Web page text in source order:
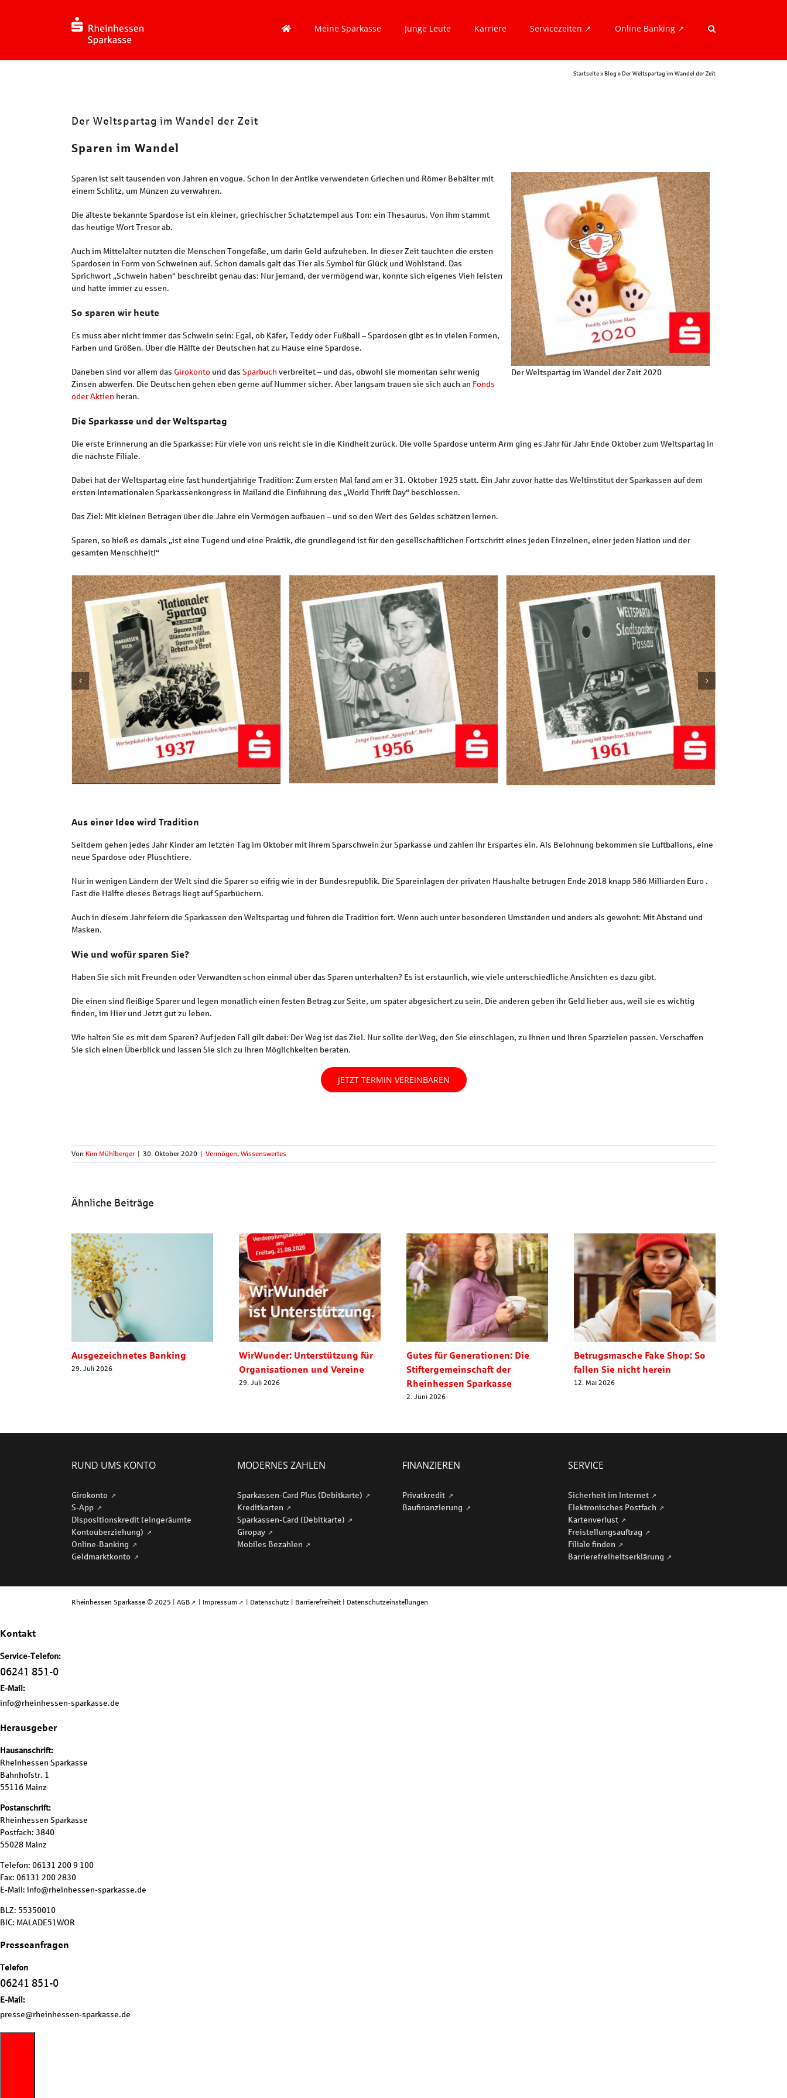
Meine Sparkasse Junge Leute Karriere Servicezeiten ↗︎ Online Banking ↗︎
Startseite» Blog » Der Weltspartag im Wandel der Zeit
Der Weltspartag im Wandel der Zeit
Sparen im Wandel
Der Weltspartag im Wandel der Zeit 2020
Sparen ist seit tausenden von Jahren en vogue. Schon in der Antike verwendeten Griechen und Römer Behälter mit
einem Schlitz, um Münzen zu verwahren.
Die älteste bekannte Spardose ist ein kleiner, griechischer Schatztempel aus Ton: ein Thesaurus. Von ihm stammt
das heutige Wort Tresor ab.
Auch im Mittelalter nutzten die Menschen Tongefäße, um darin Geld aufzuheben. In dieser Zeit tauchten die ersten
Spardosen in Form von Schweinen auf. Schon damals galt das Tier als Symbol für Glück und Wohlstand. Das
Sprichwort „Schwein haben“ beschreibt genau das: Nur jemand, der vermögend war, konnte sich eigenes Vieh leisten
und hatte immer zu essen.
So sparen wir heute
Es muss aber nicht immer das Schwein sein: Egal, ob Käfer, Teddy oder Fußball – Spardosen gibt es in vielen Formen,
Farben und Größen. Über die Hälfte der Deutschen hat zu Hause eine Spardose.
Daneben sind vor allem das Girokonto und das Sparbuch verbreitet – und das, obwohl sie momentan sehr wenig
Zinsen abwerfen. Die Deutschen gehen eben gerne auf Nummer sicher. Aber langsam trauen sie sich auch an Fonds
oder Aktien heran.
Die Sparkasse und der Weltspartag
Die erste Erinnerung an die Sparkasse: Für viele von uns reicht sie in die Kindheit zurück. Die volle Spardose unterm Arm ging es Jahr für Jahr Ende Oktober zum Weltspartag in
die nächste Filiale.
Dabei hat der Weltspartag eine fast hundertjährige Tradition: Zum ersten Mal fand am er 31. Oktober 1925 statt. Ein Jahr zuvor hatte das Weltinstitut der Sparkassen auf dem
ersten Internationalen Sparkassenkongress in Mailand die Einführung des „World Thrift Day“ beschlossen.
Das Ziel: Mit kleinen Beträgen über die Jahre ein Vermögen aufbauen – und so den Wert des Geldes schätzen lernen.
Sparen, so hieß es damals „ist eine Tugend und eine Praktik, die grundlegend ist für den gesellschaftlichen Fortschritt eines jeden Einzelnen, einer jeden Nation und der
gesamten Menschheit!“
Aus einer Idee wird Tradition
Seitdem gehen jedes Jahr Kinder am letzten Tag im Oktober mit ihrem Sparschwein zur Sparkasse und zahlen ihr Erspartes ein. Als Belohnung bekommen sie Luftballons, eine
neue Spardose oder Plüschtiere.
Nur in wenigen Ländern der Welt sind die Sparer so eifrig wie in der Bundesrepublik. Die Spareinlagen der privaten Haushalte betrugen Ende 2018 knapp 586 Milliarden Euro .
Fast die Hälfte dieses Betrags liegt auf Sparbüchern.
Auch in diesem Jahr feiern die Sparkassen den Weltspartag und führen die Tradition fort. Wenn auch unter besonderen Umständen und anders als gewohnt: Mit Abstand und
Masken.
Wie und wofür sparen Sie?
Haben Sie sich mit Freunden oder Verwandten schon einmal über das Sparen unterhalten? Es ist erstaunlich, wie viele unterschiedliche Ansichten es dazu gibt.
Die einen sind fleißige Sparer und legen monatlich einen festen Betrag zur Seite, um später abgesichert zu sein. Die anderen geben ihr Geld lieber aus, weil sie es wichtig
finden, im Hier und Jetzt gut zu leben.
Wie halten Sie es mit dem Sparen? Auf jeden Fall gilt dabei: Der Weg ist das Ziel. Nur sollte der Weg, den Sie einschlagen, zu Ihnen und Ihren Sparzielen passen. Verschaffen
Sie sich einen Überblick und lassen Sie sich zu Ihren Möglichkeiten beraten.
JETZT TERMIN VEREINBAREN
Von Kim Mühlberger | 30. Oktober 2020 | Vermögen, Wissenswertes
Ähnliche Beiträge
Ausgezeichnetes Banking
29. Juli 2026
WirWunder: Unterstützung für
Organisationen und Vereine
29. Juli 2026
Gutes für Generationen: Die
Stiftergemeinschaft der
Rheinhessen Sparkasse
2. Juni 2026
Betrugsmasche Fake Shop: So
fallen Sie nicht herein
12. Mai 2026
RUND UMS KONTO
Girokonto
S-App
Dispositionskredit (eingeräumte
Kontoüberziehung)
Online-Banking
Geldmarktkonto
MODERNES ZAHLEN
Sparkassen-Card Plus (Debitkarte)
Kreditkarten
Sparkassen-Card (Debitkarte)
Giropay
Mobiles Bezahlen
FINANZIEREN
Privatkredit
Baufinanzierung
SERVICE
Sicherheit im Internet
Elektronisches Postfach
Kartenverlust
Freistellungsauftrag
Filiale finden
Barriere­freiheits­erklärung
Rheinhessen Sparkasse © 2025 | AGB | Impressum | Datenschutz| Barrierefreiheit | Datenschutzeinstellungen
Kontakt
Service-Telefon:
06241 851-0
E-Mail:
info@rheinhessen-sparkasse.de
Herausgeber
Hausanschrift:
Rheinhessen Sparkasse
Bahnhofstr. 1
55116 Mainz
Postanschrift:
Rheinhessen Sparkasse
Postfach: 3840
55028 Mainz
Telefon: 06131 200 9 100
Fax: 06131 200 2830
E-Mail: info@rheinhessen-sparkasse.de
BLZ: 55350010
BIC: MALADE51WOR
Presseanfragen
Telefon
06241 851-0
E-Mail:
presse@rheinhessen-sparkasse.de